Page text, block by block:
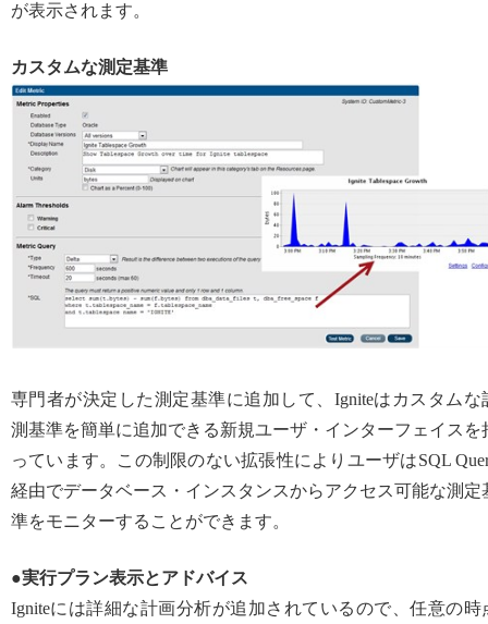
が表示されます。
カスタムな測定基準
専門者が決定した測定基準に追加して、Igniteはカスタムな
測基準を簡単に追加できる新規ユーザ・インターフェイスを
っています。この制限のない拡張性によりユーザはSQL
経由でデータベース・インスタンスからアクセス可能な測定
準をモニターすることができます。
●実行プラン表示とアドバイス
Igniteには詳細な計画分析が追加されているので、任意の時